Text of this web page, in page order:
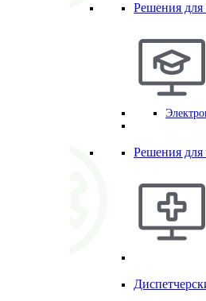
Решения для
Решения